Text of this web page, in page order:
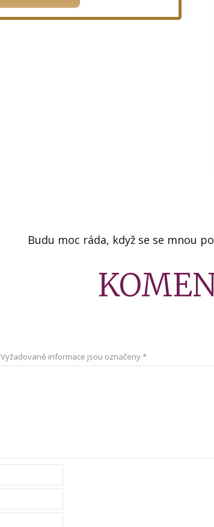
Budu moc ráda, když se se mnou
Vyžadované informace jsou označeny*